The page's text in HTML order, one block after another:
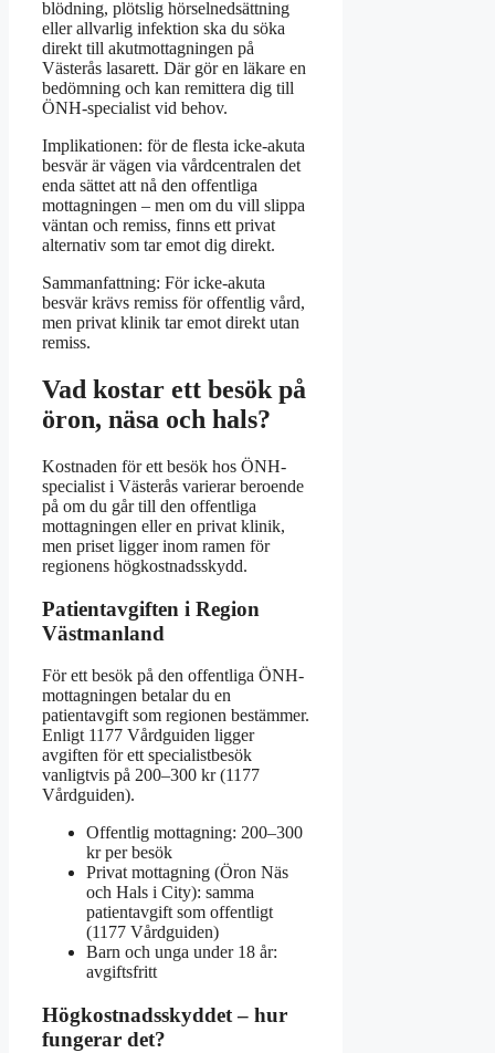
blödning, plötslig hörselnedsättning
eller allvarlig infektion ska du söka
direkt till akutmottagningen på
Västerås lasarett. Där gör en läkare en
bedömning och kan remittera dig till
ÖNH-specialist vid behov.
Implikationen: för de flesta icke-akuta
besvär är vägen via vårdcentralen det
enda sättet att nå den offentliga
mottagningen – men om du vill slippa
väntan och remiss, finns ett privat
alternativ som tar emot dig direkt.
Sammanfattning: För icke-akuta
besvär krävs remiss för offentlig vård,
men privat klinik tar emot direkt utan
remiss.
Vad kostar ett besök på
öron, näsa och hals?
Kostnaden för ett besök hos ÖNH-
specialist i Västerås varierar beroende
på om du går till den offentliga
mottagningen eller en privat klinik,
men priset ligger inom ramen för
regionens högkostnadsskydd.
Patientavgiften i Region
Västmanland
För ett besök på den offentliga ÖNH-
mottagningen betalar du en
patientavgift som regionen bestämmer.
Enligt 1177 Vårdguiden ligger
avgiften för ett specialistbesök
vanligtvis på 200–300 kr (1177
Vårdguiden).
Offentlig mottagning: 200–300
kr per besök
Privat mottagning (Öron Näs
och Hals i City): samma
patientavgift som offentligt
(1177 Vårdguiden)
Barn och unga under 18 år:
avgiftsfritt
Högkostnadsskyddet – hur
fungerar det?